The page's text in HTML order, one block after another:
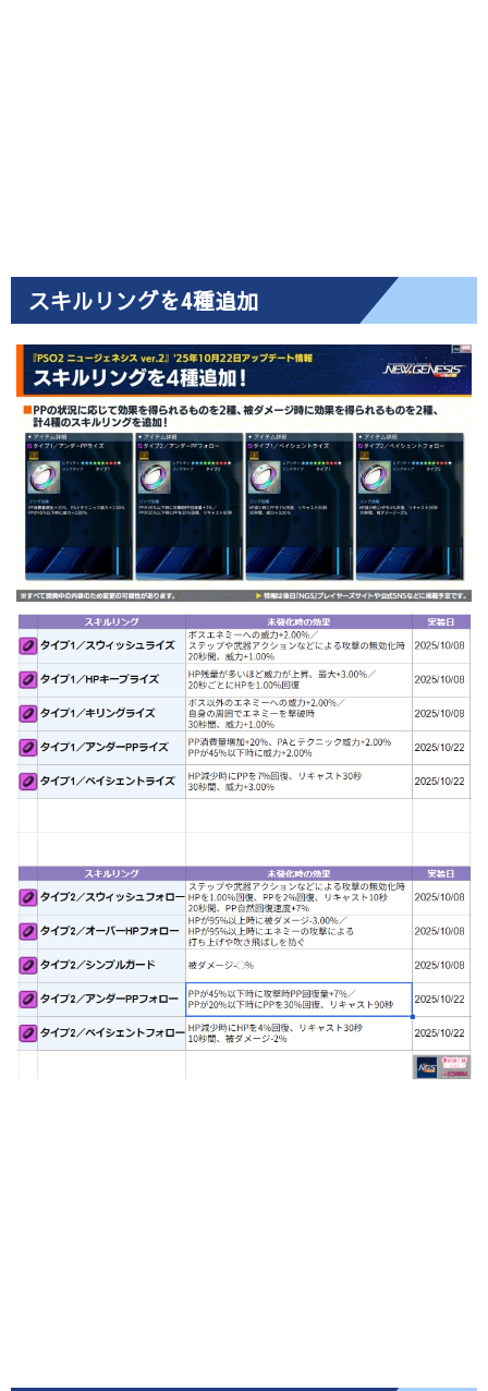
スキルリングを4種追加